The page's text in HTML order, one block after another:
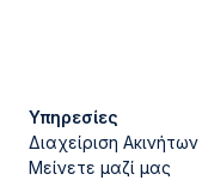
Υπηρεσίες
Διαχείριση Ακινήτων
Μείνετε μαζί μας